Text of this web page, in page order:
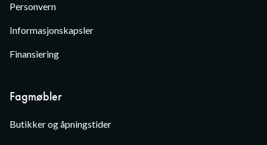
Personvern
Informasjonskapsler
Finansiering
Fagmøbler
Butikker og åpningstider